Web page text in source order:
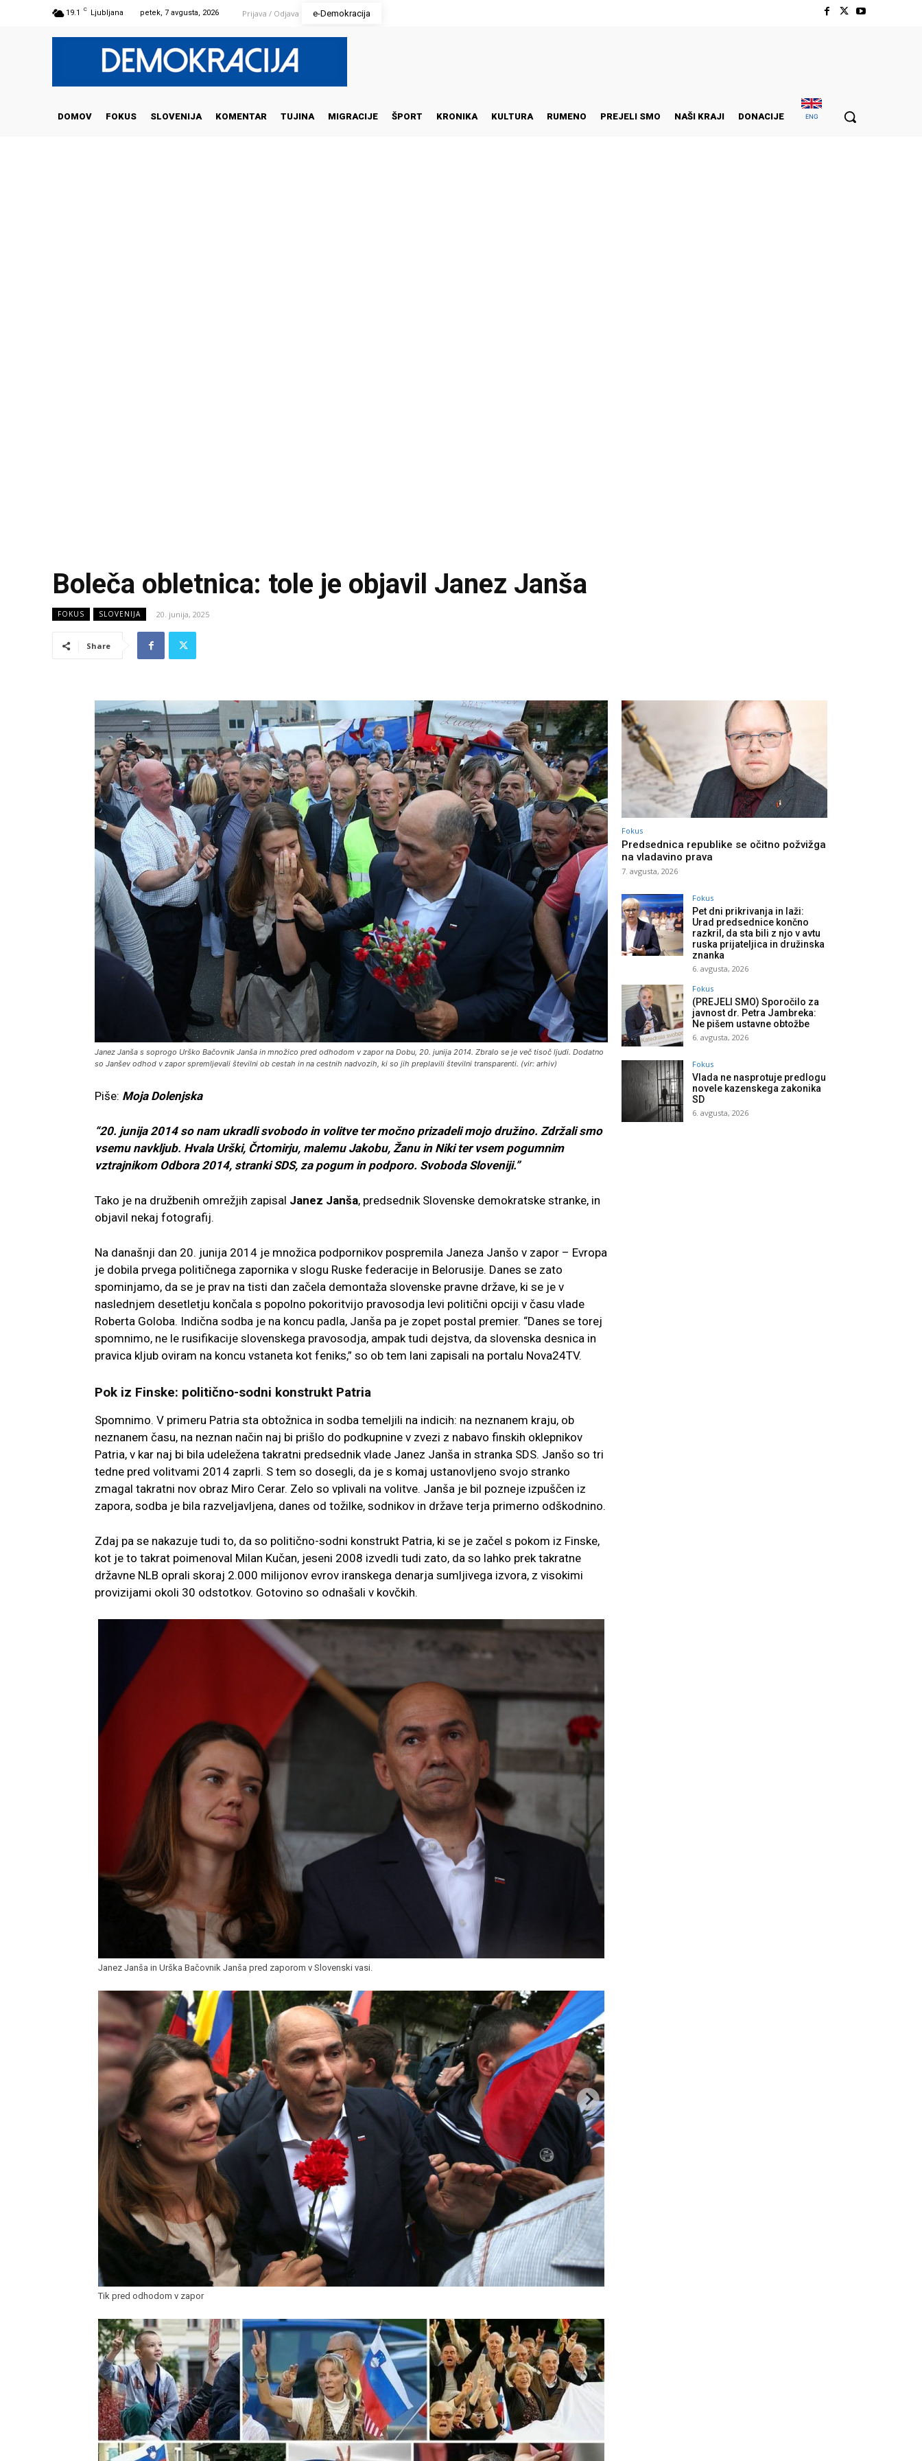
19.1 C Ljubljana petek, 7 avgusta, 2026 Prijava / Odjava e-Demokracija
DOMOV FOKUS SLOVENIJA KOMENTAR TUJINA MIGRACIJE ŠPORT KRONIKA KULTURA RUMENO PREJELI SMO NAŠI KRAJI DONACIJE ENG
Boleča obletnica: tole je objavil Janez Janša
FOKUS SLOVENIJA 20. junija, 2025
Share
Janez Janša s soprogo Urško Bačovnik Janša in množico pred odhodom v zapor na Dobu, 20. junija 2014. Zbralo se je več tisoč ljudi. Dodatno
so Janšev odhod v zapor spremljevali številni ob cestah in na cestnih nadvozih, ki so jih preplavili številni transparenti. (vir: arhiv)
Piše: Moja Dolenjska
“20. junija 2014 so nam ukradli svobodo in volitve ter močno prizadeli mojo družino. Zdržali smo
vsemu navkljub. Hvala Urški, Črtomirju, malemu Jakobu, Žanu in Niki ter vsem pogumnim
vztrajnikom Odbora 2014, stranki SDS, za pogum in podporo. Svoboda Sloveniji.”
Tako je na družbenih omrežjih zapisal Janez Janša, predsednik Slovenske demokratske stranke, in
objavil nekaj fotografij.
Na današnji dan 20. junija 2014 je množica podpornikov pospremila Janeza Janšo v zapor – Evropa
je dobila prvega političnega zapornika v slogu Ruske federacije in Belorusije. Danes se zato
spominjamo, da se je prav na tisti dan začela demontaža slovenske pravne države, ki se je v
naslednjem desetletju končala s popolno pokoritvijo pravosodja levi politični opciji v času vlade
Roberta Goloba. Indična sodba je na koncu padla, Janša pa je zopet postal premier. “Danes se torej
spomnimo, ne le rusifikacije slovenskega pravosodja, ampak tudi dejstva, da slovenska desnica in
pravica kljub oviram na koncu vstaneta kot feniks,” so ob tem lani zapisali na portalu Nova24TV.
Pok iz Finske: politično-sodni konstrukt Patria
Spomnimo. V primeru Patria sta obtožnica in sodba temeljili na indicih: na neznanem kraju, ob
neznanem času, na neznan način naj bi prišlo do podkupnine v zvezi z nabavo finskih oklepnikov
Patria, v kar naj bi bila udeležena takratni predsednik vlade Janez Janša in stranka SDS. Janšo so tri
tedne pred volitvami 2014 zaprli. S tem so dosegli, da je s komaj ustanovljeno svojo stranko
zmagal takratni nov obraz Miro Cerar. Zelo so vplivali na volitve. Janša je bil pozneje izpuščen iz
zapora, sodba je bila razveljavljena, danes od tožilke, sodnikov in države terja primerno odškodnino.
Zdaj pa se nakazuje tudi to, da so politično-sodni konstrukt Patria, ki se je začel s pokom iz Finske,
kot je to takrat poimenoval Milan Kučan, jeseni 2008 izvedli tudi zato, da so lahko prek takratne
državne NLB oprali skoraj 2.000 milijonov evrov iranskega denarja sumljivega izvora, z visokimi
provizijami okoli 30 odstotkov. Gotovino so odnašali v kovčkih.
Janez Janša in Urška Bačovnik Janša pred zaporom v Slovenski vasi.
Tik pred odhodom v zapor
Fokus
Predsednica republike se očitno požvižga
na vladavino prava
7. avgusta, 2026
Fokus
Pet dni prikrivanja in laži:
Urad predsednice končno
razkril, da sta bili z njo v avtu
ruska prijateljica in družinska
znanka
6. avgusta, 2026
Fokus
(PREJELI SMO) Sporočilo za
javnost dr. Petra Jambreka:
Ne pišem ustavne obtožbe
6. avgusta, 2026
Fokus
Vlada ne nasprotuje predlogu
novele kazenskega zakonika
SD
6. avgusta, 2026